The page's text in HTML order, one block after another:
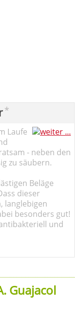
*
Laufe
- neben den
zu säubern.
Beläge
dieser
langlebigen
besonders gut!
und
Guajacol